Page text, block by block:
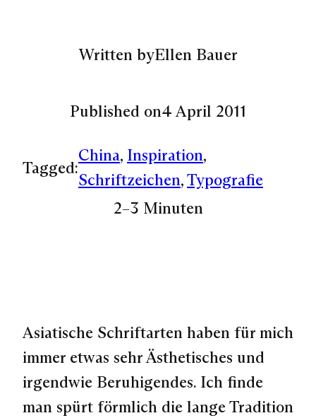
Written byEllen Bauer
Published on4 April 2011
Tagged:
China, Inspiration
Schriftzeichen, Typografie
2–3 Minuten
Asiatische Schriftarten haben für mich
immer etwas sehr Ästhetisches und
irgendwie Beruhigendes. Ich finde
man spürt förmlich die lange Tradition